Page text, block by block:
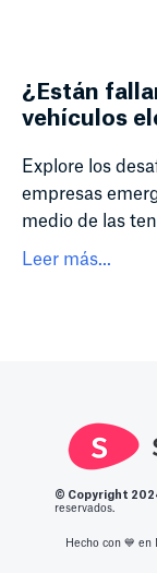
¿Están
vehículos
Explore los
empresas
medio de las
Leer más...
© Copyright 2
reservados.
Hecho con 💙️ en